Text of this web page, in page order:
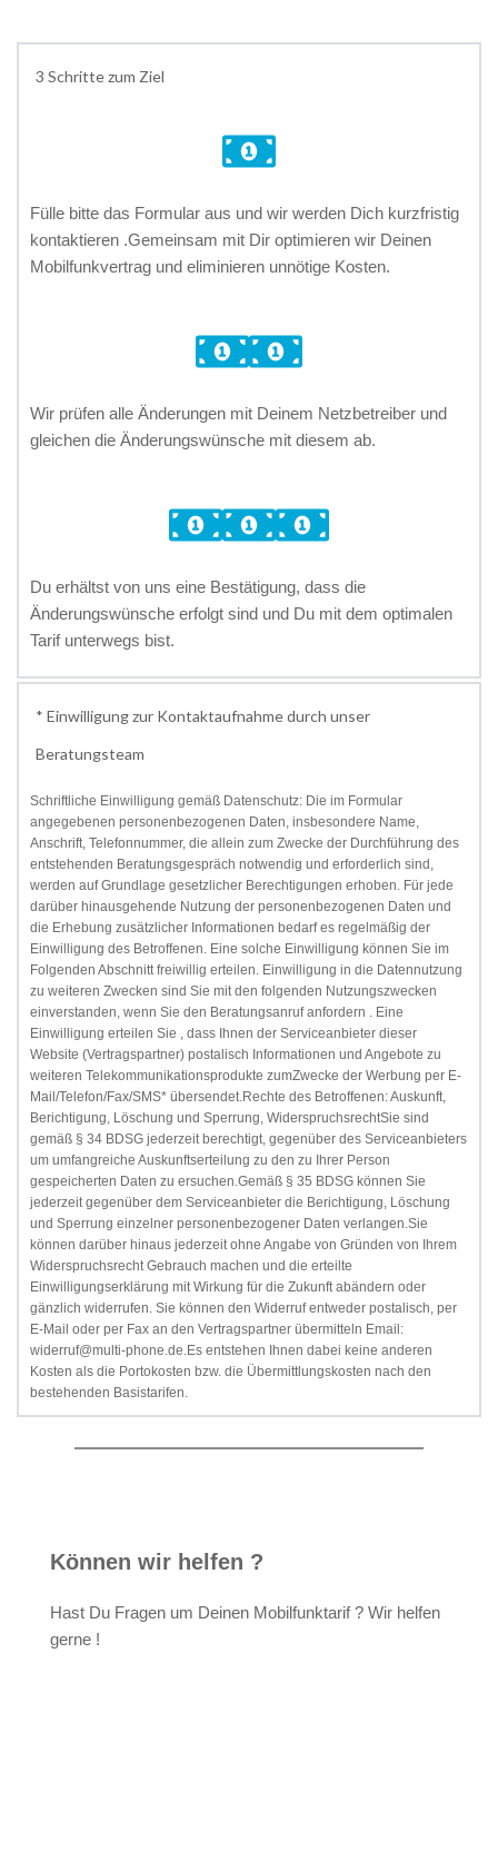
3 Schritte zum Ziel
Fülle bitte das Formular aus und wir werden Dich kurzfristig
kontaktieren .Gemeinsam mit Dir optimieren wir Deinen
Mobilfunkvertrag und eliminieren unnötige Kosten.
Wir prüfen alle Änderungen mit Deinem Netzbetreiber und
gleichen die Änderungswünsche mit diesem ab.
Du erhältst von uns eine Bestätigung, dass die
Änderungswünsche erfolgt sind und Du mit dem optimalen
Tarif unterwegs bist.
* Einwilligung zur Kontaktaufnahme durch unser
Beratungsteam
Schriftliche Einwilligung gemäß Datenschutz: Die im Formular
angegebenen personenbezogenen Daten, insbesondere Name,
Anschrift, Telefonnummer, die allein zum Zwecke der Durchführung des
entstehenden Beratungsgespräch notwendig und erforderlich sind,
werden auf Grundlage gesetzlicher Berechtigungen erhoben. Für jede
darüber hinausgehende Nutzung der personenbezogenen Daten und
die Erhebung zusätzlicher Informationen bedarf es regelmäßig der
Einwilligung des Betroffenen. Eine solche Einwilligung können Sie im
Folgenden Abschnitt freiwillig erteilen. Einwilligung in die Datennutzung
zu weiteren Zwecken sind Sie mit den folgenden Nutzungszwecken
einverstanden, wenn Sie den Beratungsanruf anfordern . Eine
Einwilligung erteilen Sie , dass Ihnen der Serviceanbieter dieser
Website (Vertragspartner) postalisch Informationen und Angebote zu
weiteren Telekommunikationsprodukte zumZwecke der Werbung per E-
Mail/Telefon/Fax/SMS* übersendet.Rechte des Betroffenen: Auskunft,
Berichtigung, Löschung und Sperrung, WiderspruchsrechtSie sind
gemäß § 34 BDSG jederzeit berechtigt, gegenüber des Serviceanbieters
um umfangreiche Auskunftserteilung zu den zu Ihrer Person
gespeicherten Daten zu ersuchen.Gemäß § 35 BDSG können Sie
jederzeit gegenüber dem Serviceanbieter die Berichtigung, Löschung
und Sperrung einzelner personenbezogener Daten verlangen.Sie
können darüber hinaus jederzeit ohne Angabe von Gründen von Ihrem
Widerspruchsrecht Gebrauch machen und die erteilte
Einwilligungserklärung mit Wirkung für die Zukunft abändern oder
gänzlich widerrufen. Sie können den Widerruf entweder postalisch, per
E-Mail oder per Fax an den Vertragspartner übermitteln Email:
widerruf@multi-phone.de.Es entstehen Ihnen dabei keine anderen
Kosten als die Portokosten bzw. die Übermittlungskosten nach den
bestehenden Basistarifen.
Können wir helfen ?
Hast Du Fragen um Deinen Mobilfunktarif ? Wir helfen
gerne !